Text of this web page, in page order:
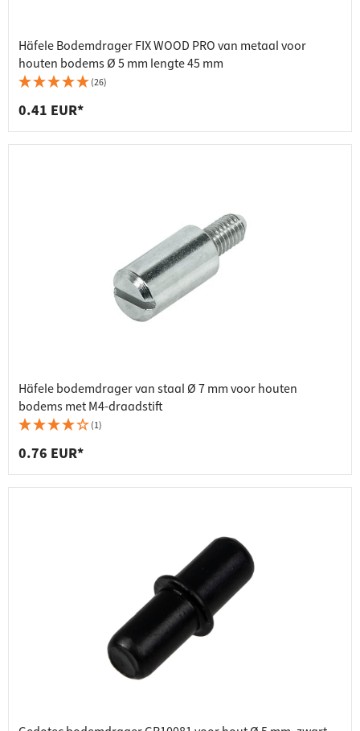
Häfele Bodemdrager FIX WOOD PRO van metaal voor
houten bodems Ø 5 mm lengte 45 mm
(26)
0.41 EUR*
Häfele bodemdrager van staal Ø 7 mm voor houten
bodems met M4-draadstift
(1)
0.76 EUR*